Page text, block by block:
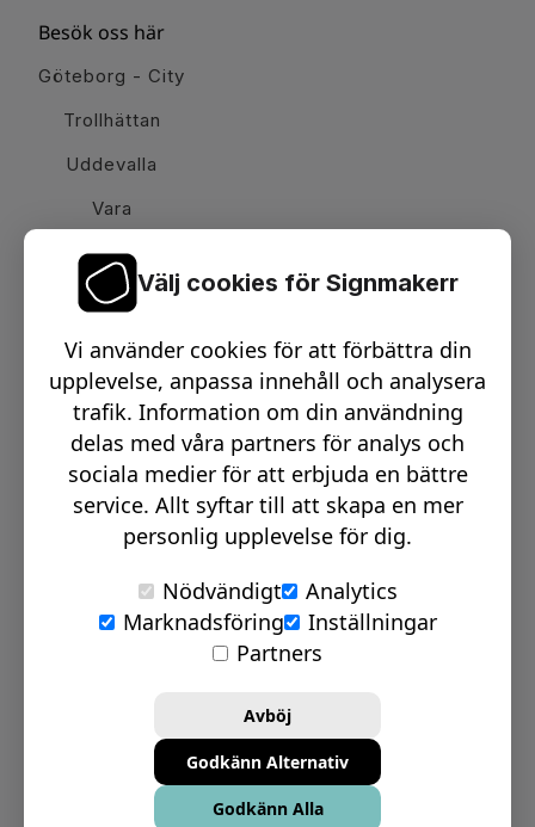
Besök oss här
Göteborg - City
Trollhättan
Uddevalla
Vara
Email:info@signmakerr.se
PSST, HÄNG MED PÅ VÅR RESA!
© Signmakerr 2022 - 2026
Integritetspolicy
Ansvarsfullt avslöjandepolicy
Bolagsinformation
Välj cookies för Signmakerr
Vi använder cookies för att förbättra din
upplevelse, anpassa innehåll och analysera
trafik. Information om din användning
delas med våra partners för analys och
sociala medier för att erbjuda en bättre
service. Allt syftar till att skapa en mer
personlig upplevelse för dig.
Nödvändigt
Analytics
Marknadsföring
Inställningar
Partners
Avböj
Godkänn Alternativ
Godkänn Alla